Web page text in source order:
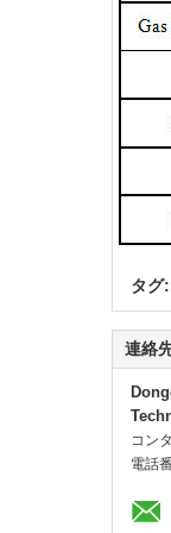
タグ:
連絡
コン
電話